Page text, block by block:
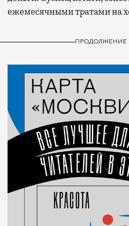
ежемесячными тратами на